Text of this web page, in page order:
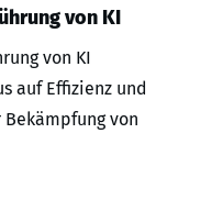
von KI
von KI
auf Effizienz und
von